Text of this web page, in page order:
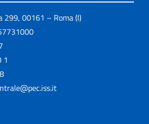
299, 00161 – Roma (I)
1